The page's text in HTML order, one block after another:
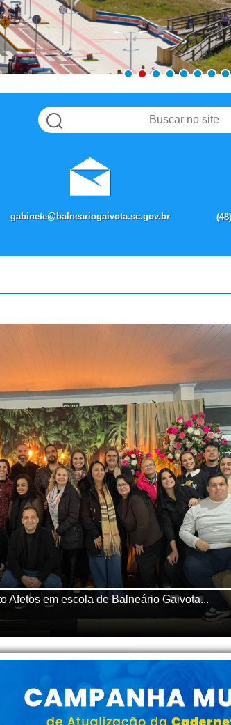
gabinete@balneariogaivota.sc.gov.br
Afetos em escola de Balneário Gaivota...